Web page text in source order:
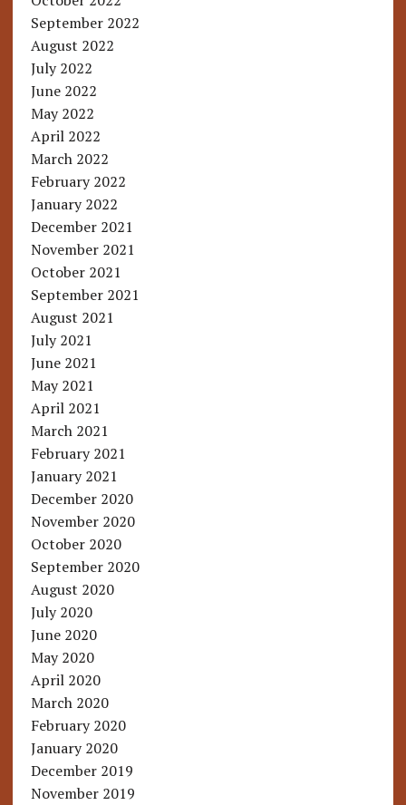
September 2022
August 2022
July 2022
June 2022
May 2022
April 2022
March 2022
February 2022
January 2022
December 2021
November 2021
October 2021
September 2021
August 2021
July 2021
June 2021
May 2021
April 2021
March 2021
February 2021
January 2021
December 2020
November 2020
October 2020
September 2020
August 2020
July 2020
June 2020
May 2020
April 2020
March 2020
February 2020
January 2020
December 2019
November 2019